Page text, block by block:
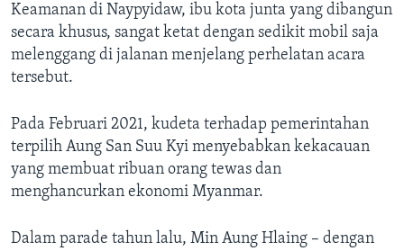
Keamanan di Naypyidaw, ibu kota junta yang dibangun
secara khusus, sangat ketat dengan sedikit mobil saja
melenggang di jalanan menjelang perhelatan acara
tersebut.
Pada Februari 2021, kudeta terhadap pemerintahan
terpilih Aung San Suu Kyi menyebabkan kekacauan
yang membuat ribuan orang tewas dan
menghancurkan ekonomi Myanmar.
Dalam parade tahun lalu, Min Aung Hlaing – dengan